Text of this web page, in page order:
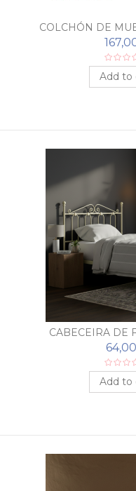
COLCHÓN DE
MOD.
Add to
CABECEIRA DE
BARATO
Add to